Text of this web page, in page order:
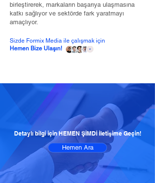
birleştirerek, markaların başarıya ulaşmasına
katkı sağlıyor ve sektörde fark yaratmayı
amaçlıyor.
Sizde Formix Media ile çalışmak için
Hemen Bize Ulaşın!
Hemen Ara
Detaylı bilgi için HEMEN ŞİMDİ İletişime Geçin!